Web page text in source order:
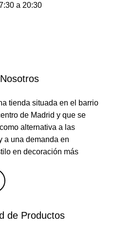
a 20:30
tienda situada en el barrio
de Madrid y que se
alternativa a las
a una demanda en
en decoración más
de Productos